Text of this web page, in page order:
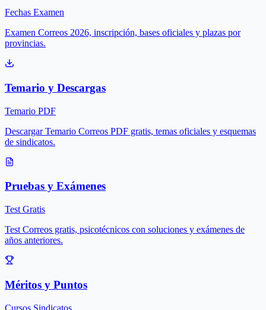
Fechas Examen
Examen Correos 2026, inscripción, bases oficiales y plazas por
provincias.
Temario y Descargas
Temario PDF
Descargar Temario Correos PDF gratis, temas oficiales y esquemas
de sindicatos.
Pruebas y Exámenes
Test Gratis
Test Correos gratis, psicotécnicos con soluciones y exámenes de
años anteriores.
Méritos y Puntos
Cursos Sindicatos